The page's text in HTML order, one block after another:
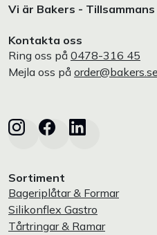
Vi är Bakers -
Kontakta oss
Ring oss på 0478-316 45
Mejla oss på order@bakers.se
Sortiment
Bageriplåtar & Formar
Silikonflex Gastro
Tårtringar & Ramar